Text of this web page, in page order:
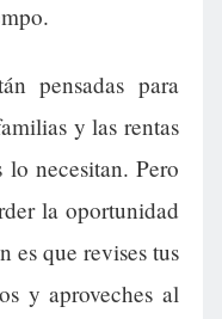
pensadas para
y las rentas
lo necesitan. Pero
la oportunidad
es que revises tus
y aproveches al